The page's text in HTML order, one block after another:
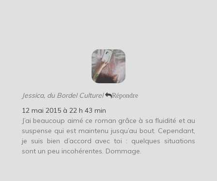
Jessica, du Bordel Culturel Répondre
12 mai 2015 à 22 h 43 min
J’ai beaucoup aimé ce roman grâce à sa fluidité et au
suspense qui est maintenu jusqu’au bout. Cependant,
je suis bien d’accord avec toi : quelques situations
sont un peu incohérentes. Dommage.